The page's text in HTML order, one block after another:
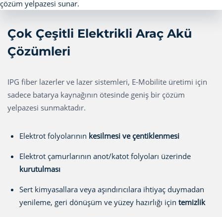
Çok Çeşitli Elektrikli Araç Akü
Çözümleri
IPG fiber lazerler ve lazer sistemleri, E-Mobilite üretimi için
sadece batarya kaynağının ötesinde geniş bir çözüm
yelpazesi sunmaktadır.
Elektrot folyolarının kesilmesi ve çentiklenmesi
Elektrot çamurlarının anot/katot folyoları üzerinde
kurutulması
Sert kimyasallara veya aşındırıcılara ihtiyaç duymadan
yenileme, geri dönüşüm ve yüzey hazırlığı için temizlik